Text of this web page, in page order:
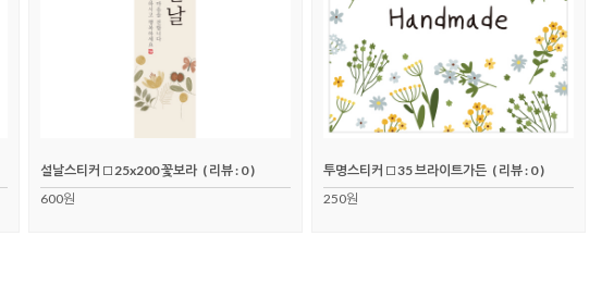
설날스티커 □25x200 꽃보라 ( 리뷰 : 0 )
600원
투명스티커 □35 브라이트가든 ( 리뷰 : 0 )
250원